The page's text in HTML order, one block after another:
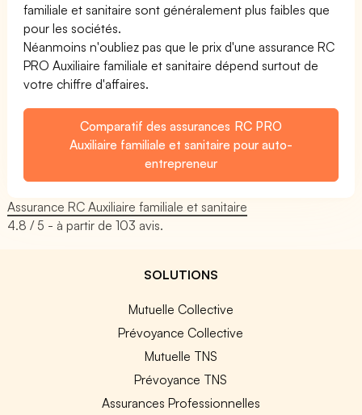
familiale et sanitaire sont généralement plus faibles que
pour les sociétés.
Néanmoins n'oubliez pas que le prix d'une assurance RC
PRO Auxiliaire familiale et sanitaire dépend surtout de
votre chiffre d'affaires.
Comparatif des assurances RC PRO
Auxiliaire familiale et sanitaire pour auto-
entrepreneur
Assurance RC Auxiliaire familiale et sanitaire
4.8 / 5 - à partir de103 avis.
SOLUTIONS
Mutuelle Collective
Prévoyance Collective
Mutuelle TNS
Prévoyance TNS
Assurances Professionnelles